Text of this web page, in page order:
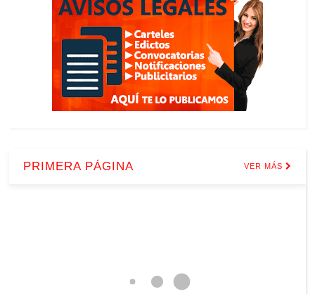
PRIMERA PÁGINA VER MÁS